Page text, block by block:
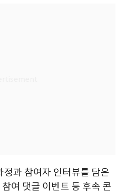
과 참여자 인터뷰를 담은
여 댓글 이벤트 등 후속 콘